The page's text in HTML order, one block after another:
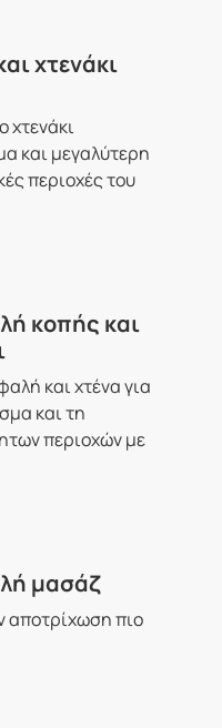
χτενάκι
χτενάκι
και μεγαλύτερη
περιοχές του
κοπής και
και χτένα για
και τη
περιοχών με
μασάζ
αποτρίχωση πιο